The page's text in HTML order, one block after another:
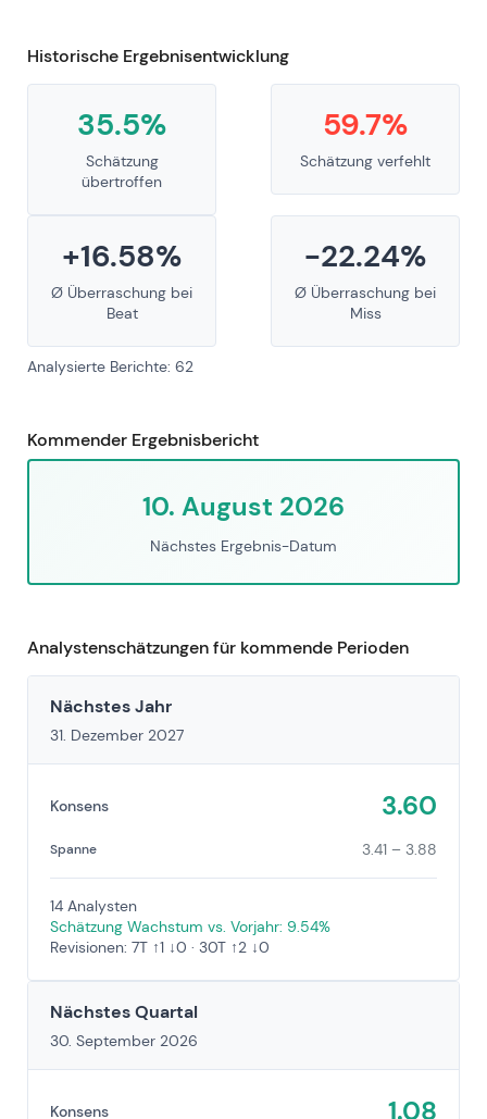
Historische Ergebnisentwicklung
35.5%
Schätzung
übertroffen
59.7%
Schätzung verfehlt
+16.58%
Ø Überraschung bei
Beat
-22.24%
Ø Überraschung bei
Miss
Analysierte Berichte: 62
Kommender Ergebnisbericht
10. August 2026
Nächstes Ergebnis-Datum
Analystenschätzungen für kommende Perioden
Nächstes Jahr
31. Dezember 2027
Konsens 3.60
Spanne 3.41 – 3.88
14 Analysten
Schätzung Wachstum vs. Vorjahr: 9.54%
Revisionen: 7T ↑1 ↓0 · 30T ↑2 ↓0
Nächstes Quartal
30. September 2026
Konsens 1.08